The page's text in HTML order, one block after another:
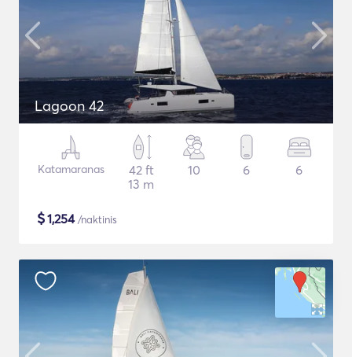
Lagoon 42
Katamaranas
42 ft
13 m
10 6 6
$1,254/naktinis